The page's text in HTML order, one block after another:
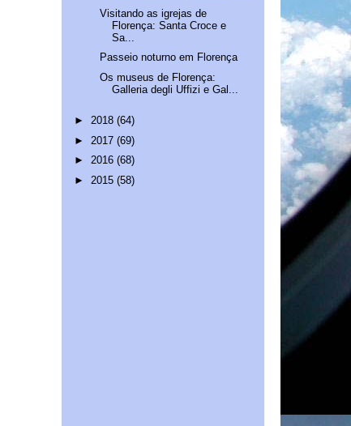
Visitando as igrejas de
Florença: Santa Croce e
Sa...
Passeio noturno em Florença
Os museus de Florença:
Galleria degli Uffizi e Gal...
► 2018 (64)
► 2017 (69)
► 2016 (68)
► 2015 (58)